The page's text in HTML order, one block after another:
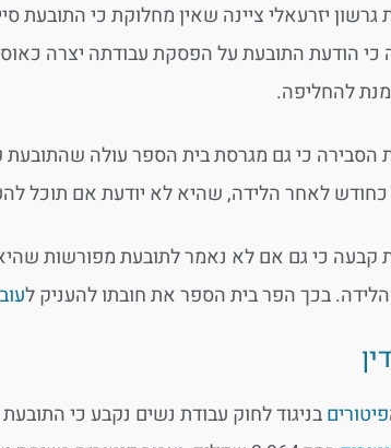
יזרעאלי ציינה שאין מחלוקת כי
כי הודעת התובעת על הפסקת עבודתה יצרה
מנת להחליפה.
הסבירה כי גם מגרסת בית הספר עולה שהתובעת
כחודש לאחר הלידה, שהיא לא יודעת אם תוכל
קבעה כי גם אם לא נאמר לתובעת מפורשות
בכך הפר בית הספר את חובתו להעניק ל
פיטוריםבניגוד לחוק עבודת נשים נקבע כי התובעת זכאית לפיצוי בסך 50,000 שקלים